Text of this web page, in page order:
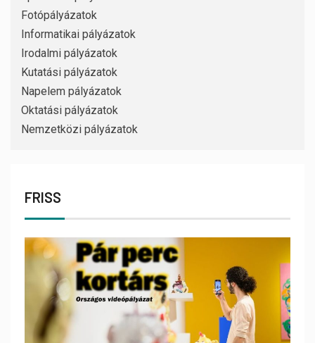
Fotópályázatok
Informatikai pályázatok
Irodalmi pályázatok
Kutatási pályázatok
Napelem pályázatok
Oktatási pályázatok
Nemzetközi pályázatok
FRISS